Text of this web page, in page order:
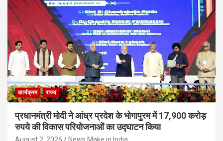
कार्यक्रम राज्य
प्रधानमंत्री मोदी ने आंध्र प्रदेश के भोगापुरम में 17,900 करोड़
रुपये की विकास परियोजनाओं का उद्घाटन किया
August 2, 2026 News Make in India